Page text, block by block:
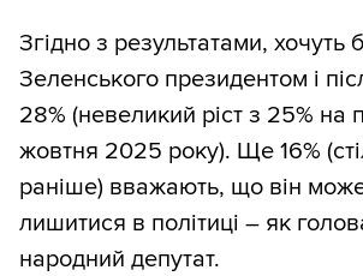
Згідно з результатами, хочуть
Зеленського президентом і
28% (невеликий ріст з 25% на
жовтня 2025 року). Ще 16%
раніше) вважають, що він
лишитися в політиці – як
народний депутат.